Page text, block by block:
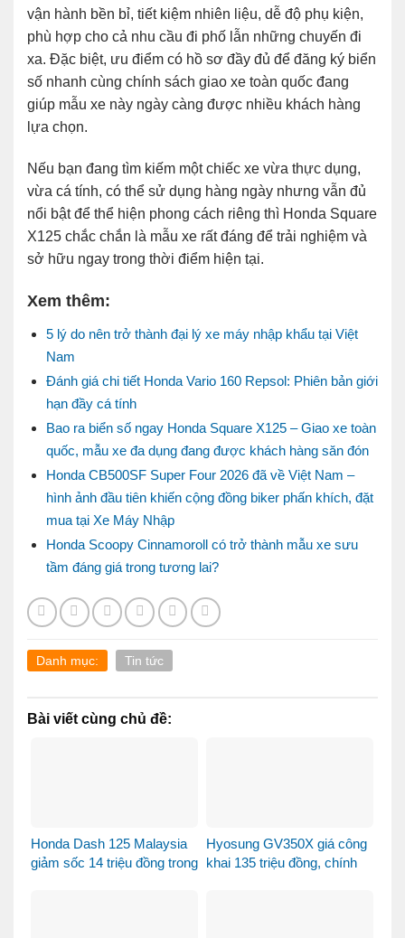
vận hành bền bỉ, tiết kiệm nhiên liệu, dễ độ phụ kiện,
phù hợp cho cả nhu cầu đi phố lẫn những chuyến đi
xa. Đặc biệt, ưu điểm có hồ sơ đầy đủ để đăng ký biển
số nhanh cùng chính sách giao xe toàn quốc đang
giúp mẫu xe này ngày càng được nhiều khách hàng
lựa chọn.
Nếu bạn đang tìm kiếm một chiếc xe vừa thực dụng,
vừa cá tính, có thể sử dụng hàng ngày nhưng vẫn đủ
nổi bật để thể hiện phong cách riêng thì Honda Square
X125 chắc chắn là mẫu xe rất đáng để trải nghiệm và
sở hữu ngay trong thời điểm hiện tại.
Xem thêm:
5 lý do nên trở thành đại lý xe máy nhập khẩu tại Việt
Nam
Đánh giá chi tiết Honda Vario 160 Repsol: Phiên bản giới
hạn đầy cá tính
Bao ra biển số ngay Honda Square X125 – Giao xe toàn
quốc, mẫu xe đa dụng đang được khách hàng săn đón
Honda CB500SF Super Four 2026 đã về Việt Nam –
hình ảnh đầu tiên khiến cộng đồng biker phấn khích, đặt
mua tại Xe Máy Nhập
Honda Scoopy Cinnamoroll có trở thành mẫu xe sưu
tầm đáng giá trong tương lai?
Danh mục: Tin tức
Bài viết cùng chủ đề:
Honda Dash 125 Malaysia
giảm sốc 14 triệu đồng trong
Hyosung GV350X giá công
khai 135 triệu đồng, chính